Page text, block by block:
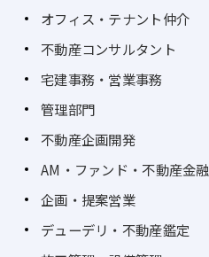
オフィス・テナント仲介
不動産コンサルタント
宅建事務・営業事務
管理部門
不動産企画開発
AM・ファンド・不動産金融
企画・提案営業
デューデリ・不動産鑑定